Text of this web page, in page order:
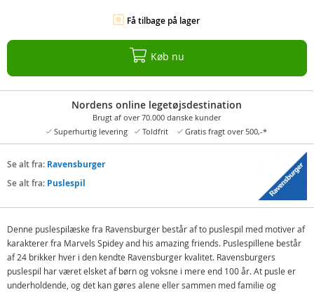
Få tilbage på lager
Køb nu
Nordens online legetøjsdestination
Brugt af over 70.000 danske kunder
Superhurtig levering
Toldfrit Gratis fragt over 500,-*
Se alt fra: Ravensburger
Se alt fra: Puslespil
Denne puslespilæske fra Ravensburger består af to puslespil med motiver af
karakterer fra Marvels Spidey and his amazing friends. Puslespillene består
af 24 brikker hver i den kendte Ravensburger kvalitet. Ravensburgers
puslespil har været elsket af børn og voksne i mere end 100 år. At pusle er
underholdende, og det kan gøres alene eller sammen med familie og